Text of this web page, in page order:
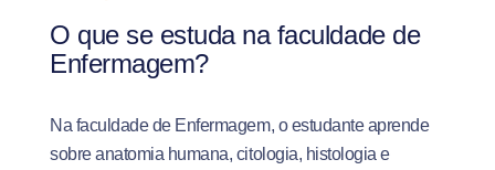
O que se estuda na faculdade de
Enfermagem?
Na faculdade de Enfermagem, o estudante aprende
sobre anatomia humana, citologia, histologia e